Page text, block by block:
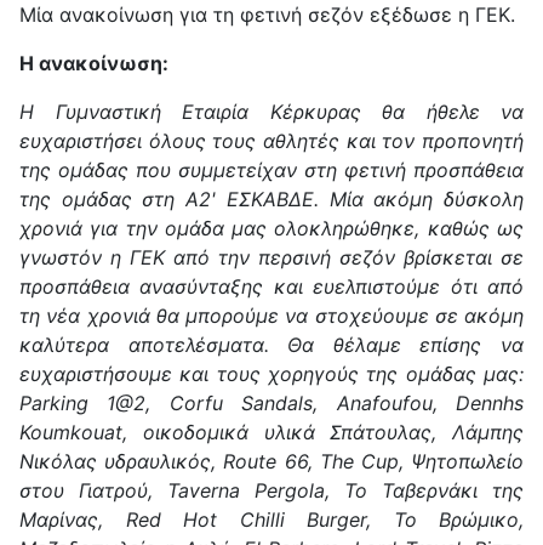
Μία ανακοίνωση για τη φετινή σεζόν εξέδωσε η ΓΕΚ.
H ανακοίνωση:
H Γυμναστική Εταιρία Κέρκυρας θα ήθελε να
ευχαριστήσει όλους τους αθλητές και τον προπονητή
της ομάδας που συμμετείχαν στη φετινή προσπάθεια
της ομάδας στη Α2' ΕΣΚΑΒΔΕ. Μία ακόμη δύσκολη
χρονιά για την ομάδα μας ολοκληρώθηκε, καθώς ως
γνωστόν η ΓΕΚ από την περσινή σεζόν βρίσκεται σε
προσπάθεια ανασύνταξης και ευελπιστούμε ότι από
τη νέα χρονιά θα μπορούμε να στοχεύουμε σε ακόμη
καλύτερα αποτελέσματα. Θα θέλαμε επίσης να
ευχαριστήσουμε και τους χορηγούς της ομάδας μας:
Parking 1@2, Corfu Sandals, Anafoufou, Dennhs
Koumkouat, οικοδομικά υλικά Σπάτουλας, Λάμπης
Νικόλας υδραυλικός, Route 66, The Cup, Ψητοπωλείο
στου Γιατρού, Taverna Pergola, Το Ταβερνάκι της
Μαρίνας, Red Hot Chilli Burger, Το Βρώμικο,